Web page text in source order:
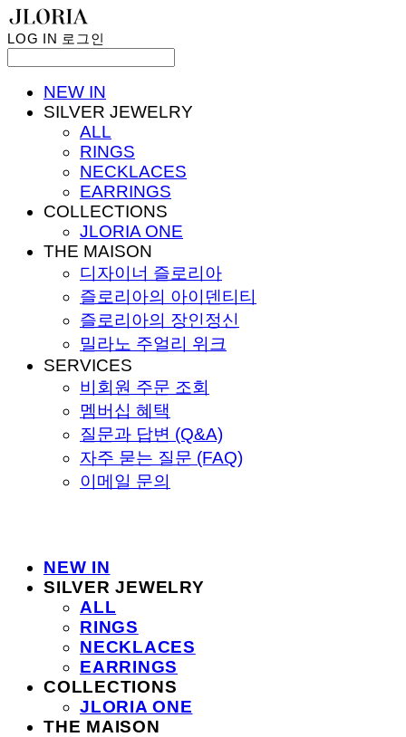
LOG IN 로그인
NEW IN
SILVER JEWELRY
ALL
RINGS
NECKLACES
EARRINGS
COLLECTIONS
JLORIA ONE
THE MAISON
디자이너 즐로리아
즐로리아의 아이덴티티
즐로리아의 장인정신
밀라노 주얼리 위크
SERVICES
비회원 주문 조회
멤버십 혜택
질문과 답변 (Q&A)
자주 묻는 질문 (FAQ)
이메일 문의
NEW IN
SILVER JEWELRY
ALL
RINGS
NECKLACES
EARRINGS
COLLECTIONS
JLORIA ONE
THE MAISON